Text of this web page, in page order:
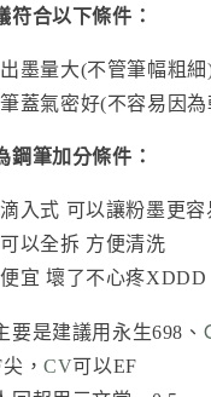
符合以下條件：
出墨量大(不管筆幅粗細
筆蓋氣密好(不容易因
鋼筆加分條件：
滴入式 可以讓粉墨更容
可以全拆 方便清洗
便宜 壞了不心疼XDDD
要是建議用永生698、
尖，CV可以EF